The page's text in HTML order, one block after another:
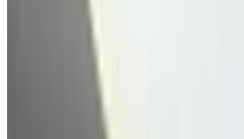
Crear una cuenta
Acerca de Ford Motores